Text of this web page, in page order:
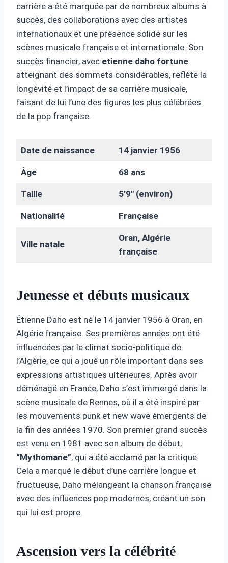
carrière a été marquée par de nombreux albums à
succès, des collaborations avec des artistes
internationaux et une présence solide sur les
scènes musicale française et internationale. Son
succès financier, avec etienne daho fortune
atteignant des sommets considérables, reflète la
longévité et l’impact de sa carrière musicale,
faisant de lui l’une des figures les plus célébrées
de la pop française.
Date de naissance 14 janvier 1956
Âge 68 ans
Taille 5’9″ (environ)
Nationalité Française
Ville natale
Oran, Algérie
française
Jeunesse et débuts musicaux
Étienne Daho est né le 14 janvier 1956 à Oran, en
Algérie française. Ses premières années ont été
influencées par le climat socio-politique de
l’Algérie, ce qui a joué un rôle important dans ses
expressions artistiques ultérieures. Après avoir
déménagé en France, Daho s’est immergé dans la
scène musicale de Rennes, où il a été inspiré par
les mouvements punk et new wave émergents de
la fin des années 1970. Son premier grand succès
est venu en 1981 avec son album de début,
“Mythomane”, qui a été acclamé par la critique.
Cela a marqué le début d’une carrière longue et
fructueuse, Daho mélangeant la chanson française
avec des influences pop modernes, créant un son
qui lui est propre.
Ascension vers la célébrité